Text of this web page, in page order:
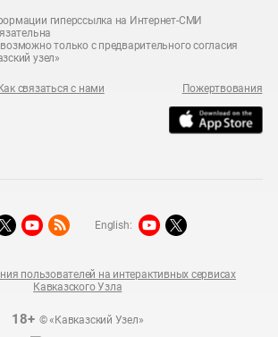
гиперссылка на Интернет-СМИ
только с предварительного согласия
узел»
связаться с нами Пожертвования
18+© «Кавказский Узел»
пользователей на интерактивных сервисах
Кавказского Узла
English: